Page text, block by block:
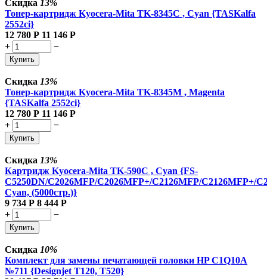
Скидка 13%
Тонер-картридж Kyocera-Mita TK-8345C , Cyan {TASKalfa
2552ci}
12 780 Р 11 146 Р
+
−
Купить
Скидка 13%
Тонер-картридж Kyocera-Mita TK-8345M , Magenta
{TASKalfa 2552ci}
12 780 Р 11 146 Р
+
−
Купить
Скидка 13%
Картридж Kyocera-Mita TK-590C , Cyan {FS-
C5250DN/C2026MFP/C2026MFP+/C2126MFP/C2126MFP+/
Cyan, (5000стр.)}
9 734 Р 8 444 Р
+
−
Купить
Скидка 10%
Комплект для замены печатающей головки HP C1Q10A
№711 {Designjet T120, T520}